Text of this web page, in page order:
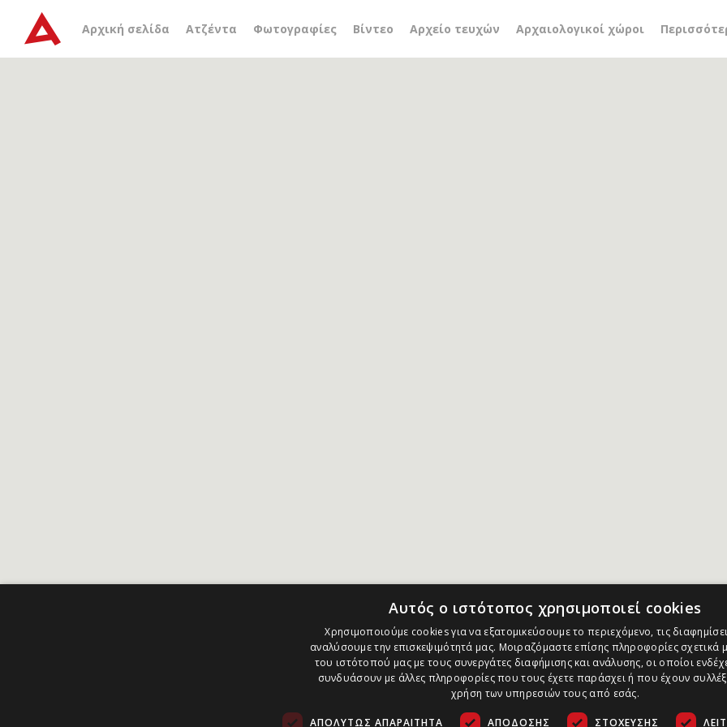
Αρχική σελίδα Ατζέντα Φωτογραφίες Βίντεο Αρχείο τευχών Αρχαιολογικοί χώροι
Αρχείο ετικέτας βρέφος
Αυτός ο ιστότοπος χρησιμοποιεί cookies
Χρησιμοποιούμε cookies για να εξατομικεύσουμε το περιεχόμενο, τις
αναλύσουμε την επισκεψιμότητά μας. Μοιραζόμαστε επίσης πληροφορίες σχετικά
του ιστότοπού μας με τους συνεργάτες διαφήμισης και ανάλυσης, οι οποίοι
συνδυάσουν με άλλες πληροφορίες που τους έχετε παράσχει ή που έχουν
χρήση των υπηρεσιών τους από εσάς.
ΑΠΟΛΎΤΩΣ ΑΠΑΡΑΊΤΗΤΑ ΑΠΌΔΟΣΗΣ ΣΤΌΧΕΥΣΗΣ